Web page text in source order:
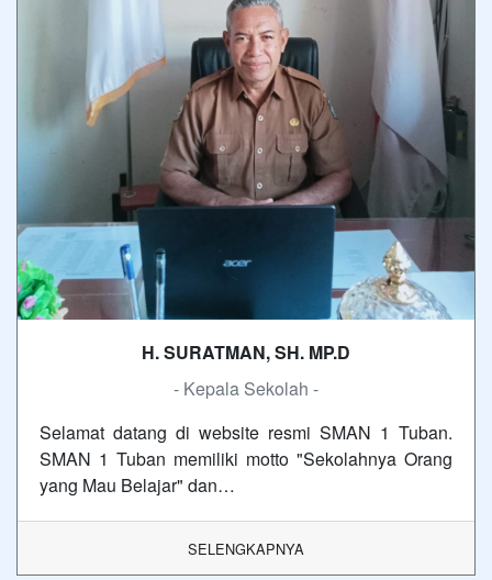
H. SURATMAN, SH. MP.D
- Kepala Sekolah -
Selamat datang di website resmi SMAN 1 Tuban.
SMAN 1 Tuban memiliki motto "Sekolahnya Orang
yang Mau Belajar" dan…
SELENGKAPNYA